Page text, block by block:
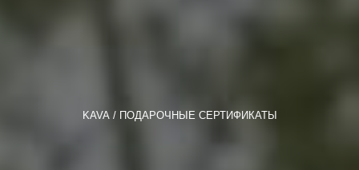
KAVA ПОДАРОЧНЫЕ СЕРТИФИКАТЫ